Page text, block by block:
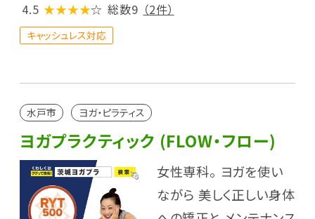
4.5 ★★★★☆ 総数9 （2件）
キャッシュレス対応
水戸市 ヨガ・ピラティス
ヨガプラクティック (FLOW・フロー)
女性専科。 ヨガを使い
ながら 美しく正しい身体